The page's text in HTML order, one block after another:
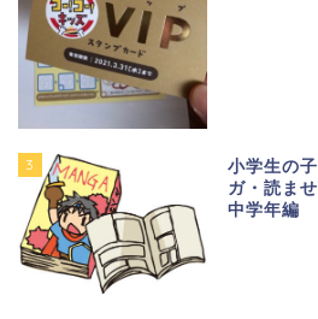
3
小学生の
ガ・読ま
中学年編